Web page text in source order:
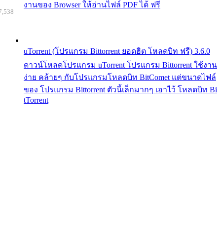
งานของ Browser ให้อ่านไฟล์ PDF ได้ ฟรี
uTorrent (โปรแกรม Bittorrent ยอดฮิต โหลดบิท ฟรี) 3.6.0
ดาวน์โหลดโปรแกรม uTorrent โปรแกรม Bittorrent ใช้งาน
ง่าย คล้ายๆ กับโปรแกรมโหลดบิท BitComet แต่ขนาดไฟล์
ของ โปรแกรม Bittorrent ตัวนี้เล็กมากๆ เอาไว้ โหลดบิท Bi
tTorrent